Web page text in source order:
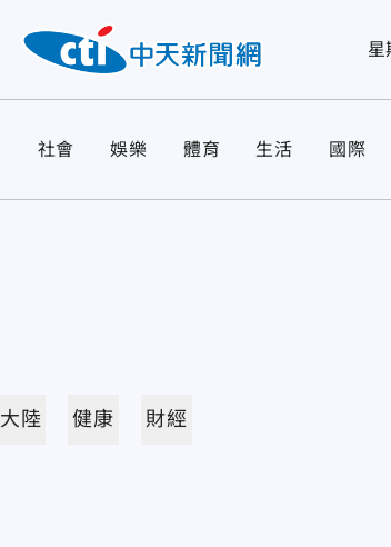
星
社會 娛樂 體育 生活 國際
大陸 健康 財經